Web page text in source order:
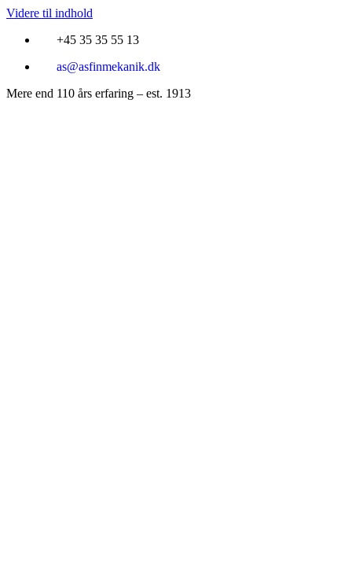
Videre til indhold
+45 35 35 55 13
as@asfinmekanik.dk
Mere end 110 års erfaring – est. 1913